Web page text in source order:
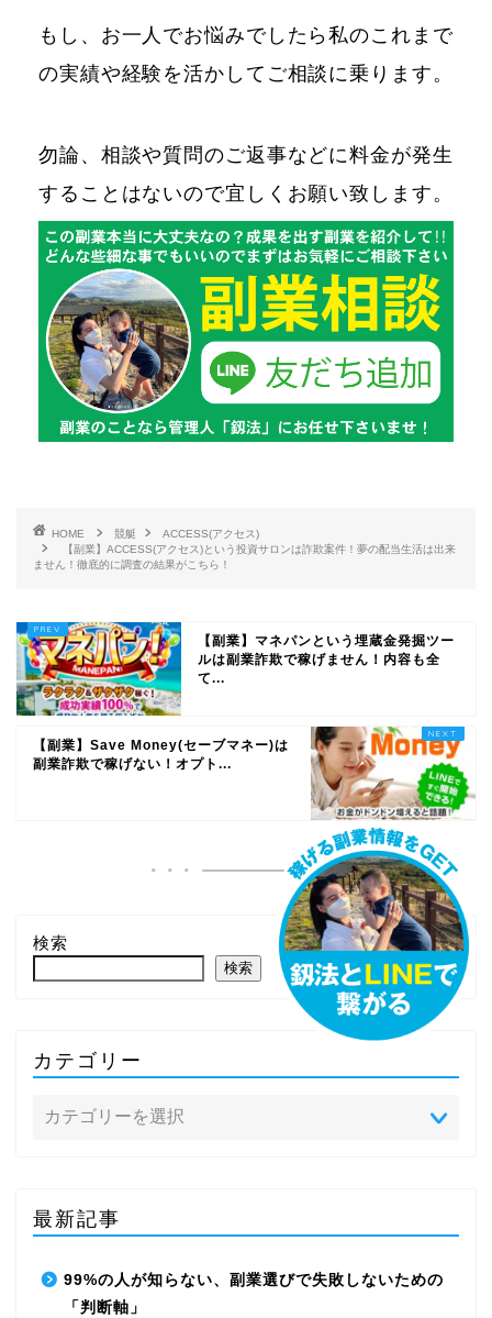
もし、お一人でお悩みでしたら私のこれまで
の実績や経験を活かしてご相談に乗ります。
勿論、相談や質問のご返事などに料金が発生
することはないので宜しくお願い致します。
HOME 競艇
ACCESS(アクセス)
【副業】ACCESS(アクセス)という投資サロンは詐欺案件！夢の配当生活は出来
ません！徹底的に調査の結果がこちら！
【副業】マネパンという埋蔵金発掘ツー
ルは副業詐欺で稼げません！内容も全
て...
【副業】Save Money(セーブマネー)は
副業詐欺で稼げない！オプト...
検索
検索
カテゴリー
最新記事
99%の人が知らない、副業選びで失敗しないための
「判断軸」